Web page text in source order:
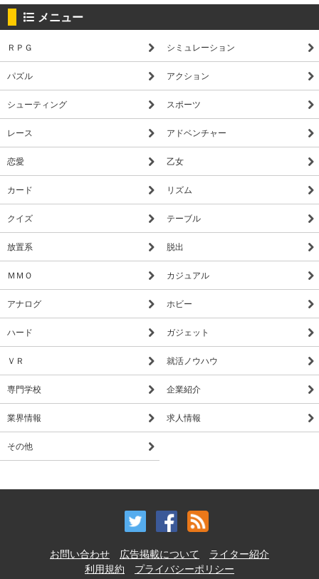
メニュー
ＲＰＧ シミュレーション
パズル アクション
シューティング スポーツ
レース アドベンチャー
恋愛 乙女
カード リズム
クイズ テーブル
放置系 脱出
ＭＭＯ カジュアル
アナログ ホビー
ハード ガジェット
ＶＲ 就活ノウハウ
専門学校 企業紹介
業界情報 求人情報
その他
お問い合わせ 広告掲載について
ライター紹介
利用規約
プライバシーポリシー